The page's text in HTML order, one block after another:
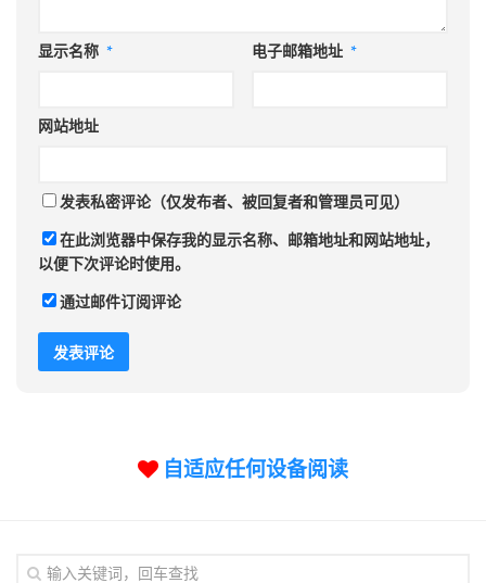
显示名称 * 电子邮箱地址 *
网站地址
发表私密评论（仅发布者、被回复者和管理员可见）
在此浏览器中保存我的显示名称、邮箱地址和网站地址，
以便下次评论时使用。
通过邮件订阅评论
自适应任何设备阅读